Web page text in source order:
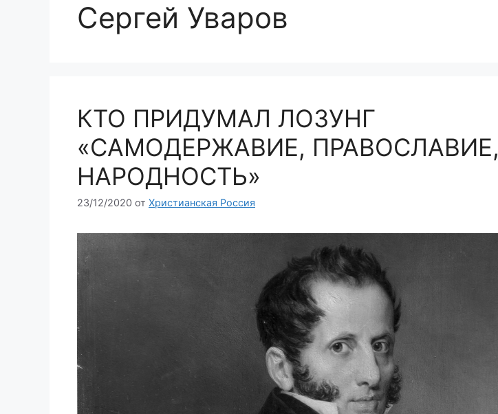
Сергей Уваров
КТО ПРИДУМАЛ ЛОЗУНГ
«САМОДЕРЖАВИЕ, ПРАВОСЛАВИЕ,
НАРОДНОСТЬ»
23/12/2020 от Христианская Россия